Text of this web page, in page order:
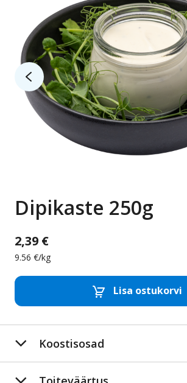
Dipikaste 250g
2,39 €
9.56 €/kg
Lisa ostukorvi
Eemalda toode
Koostisosad